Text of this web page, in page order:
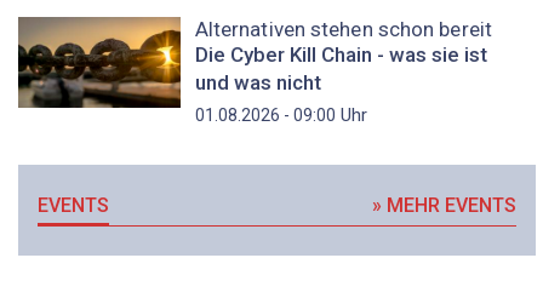
Alternativen stehen schon bereit
Die Cyber Kill Chain - was sie ist
und was nicht
01.08.2026 - 09:00 Uhr
EVENTS » MEHR EVENTS